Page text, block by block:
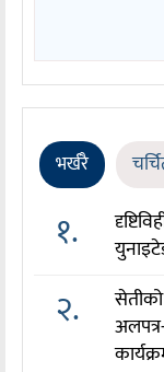
भर्खरै
१.
२.